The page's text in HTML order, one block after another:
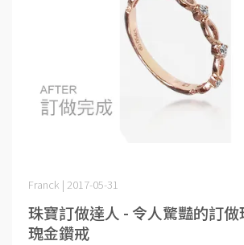
珠寶訂做達人 - 令人驚豔的訂
瑰金鑽戒
Franck | 2017-05-31